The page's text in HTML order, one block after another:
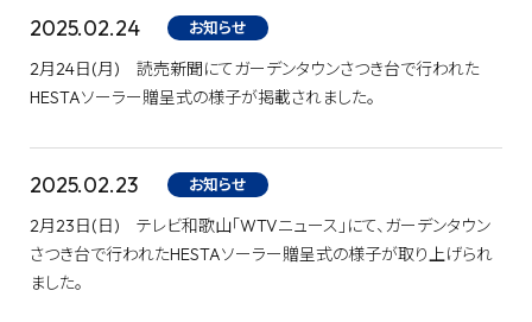
2025.02.24 お知らせ
2月24日(月) 読売新聞にてガーデンタウンさつき台で行われた
HESTAソーラー贈呈式の様子が掲載されました。
2025.02.23 お知らせ
2月23日(日) テレビ和歌山「WTVニュース」にて、ガーデンタウン
さつき台で行われたHESTAソーラー贈呈式の様子が取り上げられ
ました。